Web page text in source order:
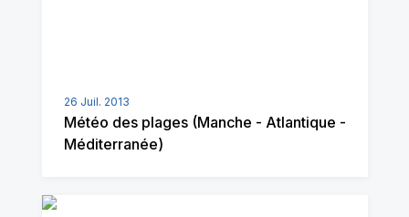
26 Juil. 2013
Météo des plages (Manche - Atlantique -
Méditerranée)